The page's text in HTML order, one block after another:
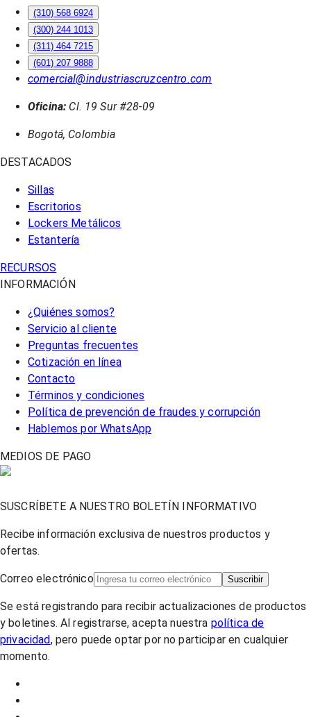
(310) 568 6924
(300) 244 1013
(311) 464 7215
(601) 207 9888
comercial@industriascruzcentro.com
Oficina: Cl. 19 Sur #28-09
Bogotá, Colombia
DESTACADOS
Sillas
Escritorios
Lockers Metálicos
Estantería
RECURSOS
INFORMACIÓN
¿Quiénes somos?
Servicio al cliente
Preguntas frecuentes
Cotización en línea
Contacto
Términos y condiciones
Política de prevención de fraudes y corrupción
Hablemos por WhatsApp
MEDIOS DE PAGO
SUSCRÍBETE A NUESTRO BOLETÍN INFORMATIVO
Recibe información exclusiva de nuestros productos y
ofertas.
Correo electrónico Suscribir
Se está registrando para recibir actualizaciones de productos
y boletines. Al registrarse, acepta nuestra política de
privacidad, pero puede optar por no participar en cualquier
momento.